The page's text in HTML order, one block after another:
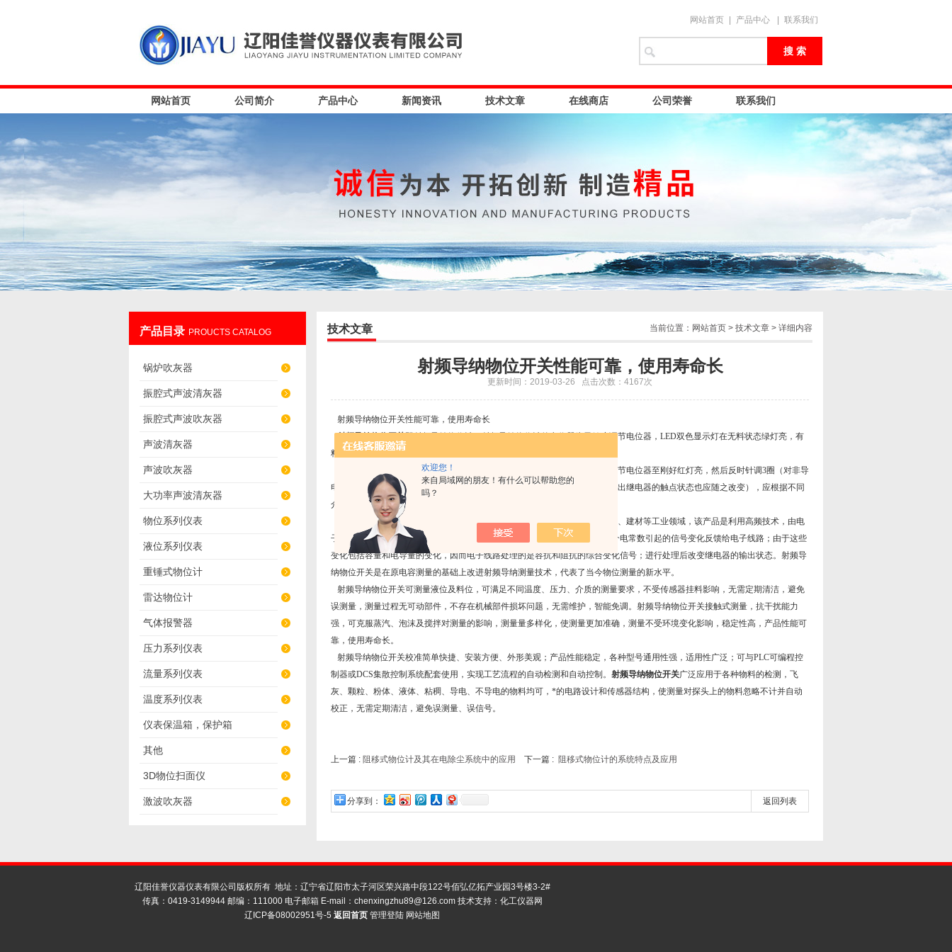
欢迎您！
来自局域网的朋友！有什么可以帮助您的
吗？
网站首页 产品中心 联系我们
网站首页 公司简介 产品中心 新闻资讯 技术文章 在线商店 公司荣誉 联系我们
产品目录 PROUCTS CATALOG
锅炉吹灰器
振腔式声波清灰器
振腔式声波吹灰器
声波清灰器
声波吹灰器
大功率声波清灰器
物位系列仪表
液位系列仪表
重锤式物位计
雷达物位计
气体报警器
压力系列仪表
流量系列仪表
温度系列仪表
仪表保温箱，保护箱
其他
3D物位扫面仪
激波吹灰器
当前位置： 网站首页 > 技术文章 > 详细内容
技术文章
射频导纳物位开关性能可靠，使用寿命长
更新时间：2019-03-26 点击次数：4167次
射频导纳物位开关性能可靠，使用寿命长
即射频导纳物位计，射频导纳物位计的电位器为灵敏度调节电位器，LED双色显示灯在无料状态绿灯亮，有
料状态红灯亮。
射频导纳物位开关通电后，在物位低于设定值时绿灯亮，此时顺时针缓慢调节电位器至刚好红灯亮，然后反时针调3圈（对非导
电物料0.5～3圈，导电物料5～7圈）且绿灯亮（随着红绿灯显示状态的变化输出继电器的触点状态也应随之改变），应根据不同
介质传感器的测量部分被物料覆盖应在75mm左右。
射频导纳物位开关广泛应用于石油、化工、冶金、电力、医药、食品、造纸、建材等工业领域，该产品是利用高频技术，由电
子线路产生一个小功率射频信号于探头上，探头作为敏感元件，将来自物位介电常数引起的信号变化反馈给电子线路；由于这些
变化包括容量和电导量的变化，因而电子线路处理的是容抗和阻抗的综合变化信号；进行处理后改变继电器的输出状态。射频导
纳物位开关是在原电容测量的基础上改进射频导纳测量技术，代表了当今物位测量的新水平。
射频导纳物位开关可测量液位及料位，可满足不同温度、压力、介质的测量要求，不受传感器挂料影响，无需定期清洁，避免
误测量，测量过程无可动部件，不存在机械部件损坏问题，无需维护，智能免调。射频导纳物位开关接触式测量，抗干扰能力
强，可克服蒸汽、泡沫及搅拌对测量的影响，测量量多样化，使测量更加准确，测量不受环境变化影响，稳定性高，产品性能可
靠，使用寿命长。
射频导纳物位开关校准简单快捷、安装方便、外形美观；产品性能稳定，各种型号通用性强，适用性广泛；可与PLC可编程控
制器或DCS集散控制系统配套使用，实现工艺流程的自动检测和自动控制。 射频导纳物位开关广泛应用于各种物料的检测，飞
灰、颗粒、粉体、液体、粘稠、导电、不导电的物料均可，*的电路设计和传感器结构，使测量对探头上的物料忽略不计并自动
校正，无需定期清洁，避免误测量、误信号。
上一篇 : 阻移式物位计及其在电除尘系统中的应用 下一篇 : 阻移式物位计的系统特点及应用
分享到： 返回列表
辽阳佳誉仪器仪表有限公司版权所有 地址：辽宁省辽阳市太子河区荣兴路中段122号佰弘亿拓产业园3号楼3-2#
传真：0419-3149944 邮编：111000 电子邮箱 E-mail： chenxingzhu89@126.com技术支持： 化工仪器网
辽ICP备08002951号-5 返回首页 管理登陆 网站地图